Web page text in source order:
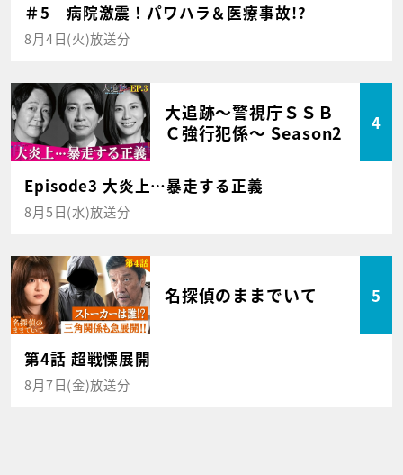
＃5 病院激震！パワハラ＆医療事故!?
8月4日(火)放送分
大追跡～警視庁ＳＳＢ
Ｃ強行犯係～ Season2
4
Episode3 大炎上…暴走する正義
8月5日(水)放送分
名探偵のままでいて 5
第4話 超戦慄展開
8月7日(金)放送分